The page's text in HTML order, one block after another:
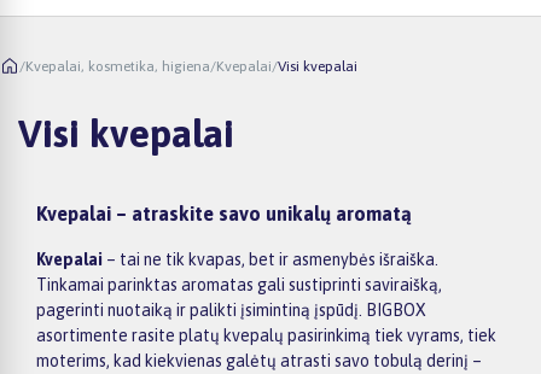
/Kvepalai, kosmetika, higiena/Kvepalai/Visi kvepalai
Visi kvepalai
Kvepalai – atraskite savo unikalų aromatą
Kvepalai – tai ne tik kvapas, bet ir asmenybės išraiška.
Tinkamai parinktas aromatas gali sustiprinti saviraišką,
pagerinti nuotaiką ir palikti įsimintiną įspūdį. BIGBOX
asortimente rasite platų kvepalų pasirinkimą tiek vyrams, tiek
moterims, kad kiekvienas galėtų atrasti savo tobulą derinį –